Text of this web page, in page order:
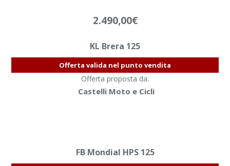
2.490,00€
KL Brera 125
Offerta valida nel punto vendita
Offerta proposta da:
Castelli Moto e Cicli
FB Mondial HPS 125